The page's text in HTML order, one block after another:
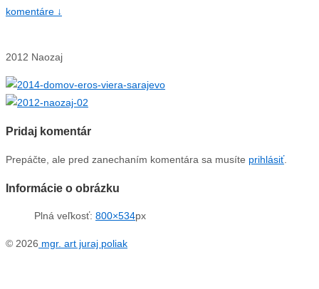
komentáre ↓
2012 Naozaj
Pridaj komentár
Prepáčte, ale pred zanechaním komentára sa musíte prihlásiť.
Informácie o obrázku
Plná veľkosť: 800×534px
© 2026 mgr. art juraj poliak